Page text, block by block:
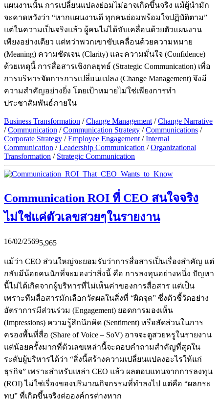
แผนงานนั้น การเปลี่ยนแปลงย่อมไม่อาจเกิดขึ้นจริง แม้ผู้นำมัก
จะคาดหวังว่า “หากแผนงานดี ทุกคนย่อมพร้อมใจปฏิบัติตาม”
แต่ในความเป็นจริงแล้ว ผู้คนไม่ได้ขับเคลื่อนด้วยตัวแผนงาน
เพียงอย่างเดียว แต่ทว่าพวกเขาขับเคลื่อนด้วยความหมาย
(Meaning) ความชัดเจน (Clarity) และความมั่นใจ (Confidence)
ด้วยเหตุนี้ การสื่อสารเชิงกลยุทธ์ (Strategic Communication) เพื่อ
การบริหารจัดการการเปลี่ยนแปลง (Change Management) จึงมี
ความสำคัญอย่างยิ่ง โดยเป้าหมายไม่ใช่เพียงการทำ
ประชาสัมพันธ์ภายใน
Business Transformation /Change Management /Change Narrative
/Communication /Communication Strategy /Communications /
Corporate Strategy /Employee Engagement /Internal
Communication /Leadership Communication /Organizational
Transformation / Strategic Communication
Communication ROI ที่ CEO สนใจจริง
ไม่ใช่แค่ตัวเลขสวยๆในรายงาน
16/02/25695,965
แม้ว่า CEO ส่วนใหญ่จะยอมรับว่าการสื่อสารเป็นเรื่องสำคัญ แต่
กลับมีน้อยคนนักที่จะมองว่าสิ่งนี้ คือ การลงทุนอย่างหนึ่ง ปัญหา
นี้ไม่ได้เกิดจากผู้บริหารที่ไม่เห็นค่าของการสื่อสาร แต่เป็น
เพราะทีมสื่อสารมักเลือกวัดผลในสิ่งที่ “ผิดจุด” ซึ่งตัวชี้วัดอย่าง
อัตราการมีส่วนร่วม (Engagement) ยอดการมองเห็น
(Impressions) ความรู้สึกนึกคิด (Sentiment) หรือสัดส่วนในการ
ครองพื้นที่สื่อ (Share of Voice – SoV) อาจจะดูสวยหรูในรายงาน
แต่น้อยครั้งมากที่ตัวเลขเหล่านี้จะตอบคำถามสำคัญที่สุดใน
ระดับผู้บริหารได้ว่า “สิ่งนี้สร้างความเปลี่ยนแปลงอะไรให้แก่
ธุรกิจ” เพราะสำหรับเหล่า CEO แล้ว ผลตอบแทนจากการลงทุน
(ROI) ไม่ใช่เรื่องของปริมาณกิจกรรมที่ทำลงไป แต่คือ “ผลกระ
ทบ” ที่เกิดขึ้นจริงต่อองค์กรต่างหาก